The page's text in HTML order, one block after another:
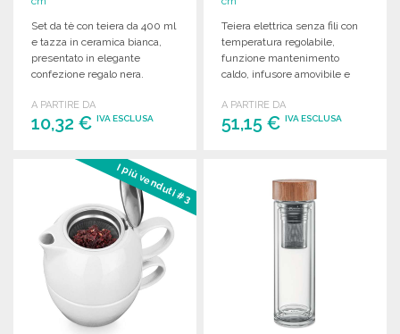
Set da tè con teiera da 400 ml
e tazza in ceramica bianca,
presentato in elegante
confezione regalo nera.
A PARTIRE DA
10,32 € IVA ESCLUSA
ORDINARE
Richiedi un preventivo
Teiera elettrica senza fili con
temperatura regolabile,
funzione mantenimento
caldo, infusore amovibile e
23,5 x 20,5 x 26 cm.
A PARTIRE DA
51,15 €IVA ESCLUSA
Richiedi un preventivo
I più venduti #3